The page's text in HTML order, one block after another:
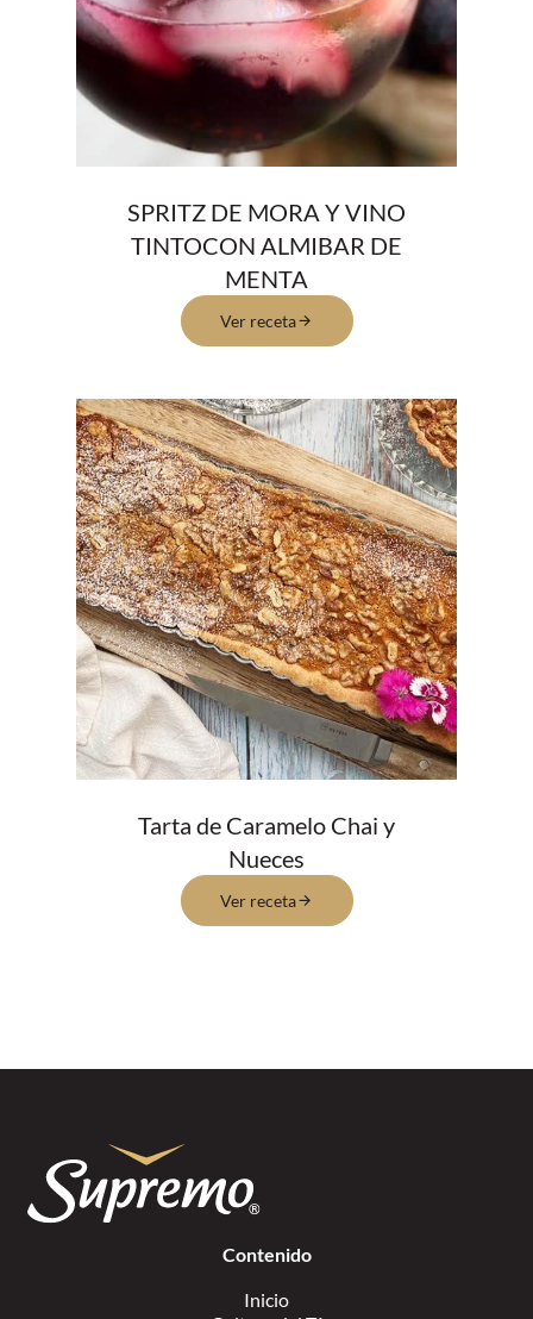
SPRITZ DE MORA Y VINO
TINTOCON ALMIBAR DE
MENTA
Ver receta
Tarta de Caramelo Chai y
Nueces
Ver receta
Contenido
Inicio